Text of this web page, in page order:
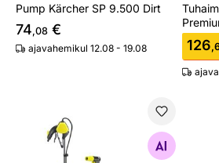
Pump Kärcher SP 9.500 Dirt
74,08 €
ajavahemikul 12.08 - 19.08 126
Tünnipumba komplekt Kärcher BP